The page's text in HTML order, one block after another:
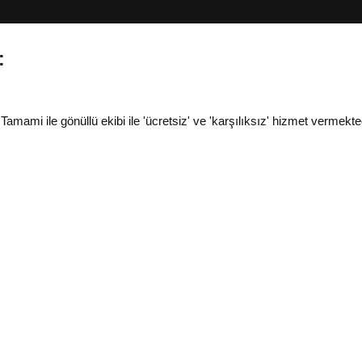
ile gönüllü ekibi ile 'ücretsiz' ve 'karşılıksız' hizmet